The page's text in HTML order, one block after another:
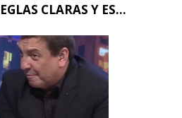
CLARAS Y ES...